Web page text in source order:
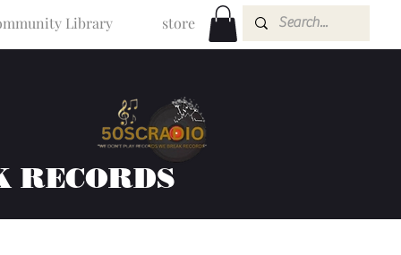
Library store
RECORDS